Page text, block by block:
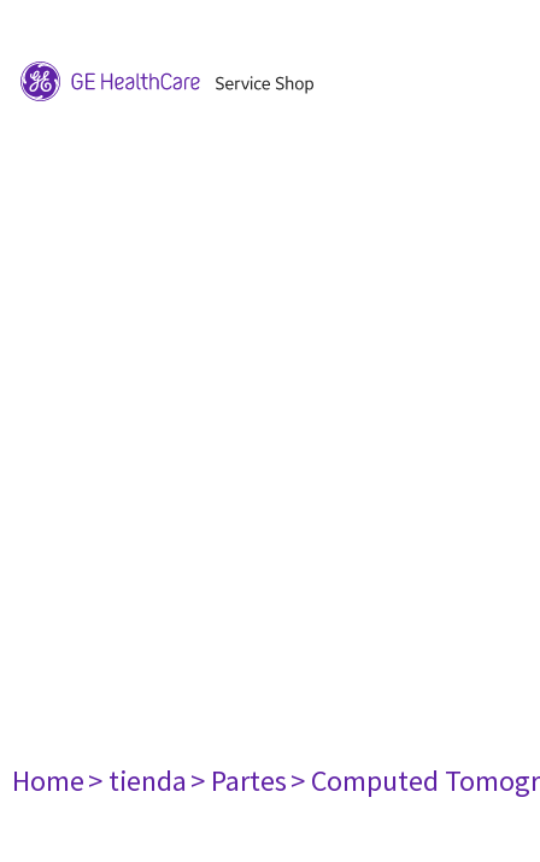
Home> tienda> Partes> Computed